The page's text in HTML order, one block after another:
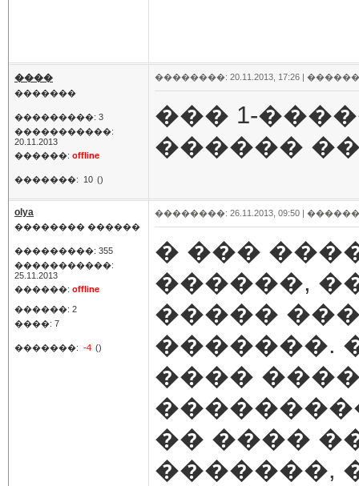
����
�������
���������: 3
�����������:
20.11.2013
������: offline
�������: 10 ()
��������: 20.11.2013, 17:26 |
��� 1-
������
olya
�������� ������
���������: 355
�����������:
25.11.2013
������: offline
������: 2
����: 7
�������: -4 ()
��������: 26.11.2013, 09:50 |
� ���
������,
�����
�������.
����
�� ����
�������,